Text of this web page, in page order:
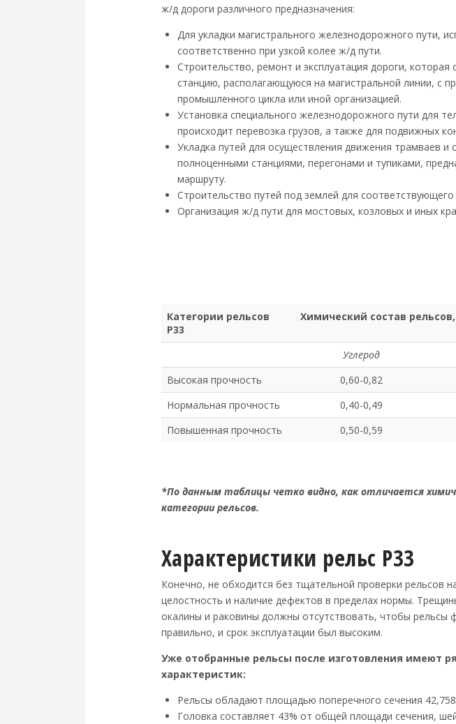
ж/д дороги различного предназначения:
Для укладки магистрального железнодорожного пути,
соответственно при узкой колее ж/д пути.
Строительство, ремонт и эксплуатация дороги, которая
станцию, располагающуюся на магистральной линии, с
промышленного цикла или иной организацией.
Установка специального железнодорожного пути для
происходит перевозка грузов, а также для подвижных
Укладка путей для осуществления движения трамваев
полноценными станциями, перегонами и тупиками,
маршруту.
Строительство путей под землей для
Организация ж/д пути для мостовых, козловых и иных
Категории рельсов
Р33
Химический состав
Углерод
Высокая прочность
0,60-0,82
Нормальная прочность
0,40-0,49
Повышенная прочность
0,50-0,59
*По данным таблицы четко видно, как отличается
категории рельсов.
Характеристики рельс Р33
Конечно, не обходится без тщательной проверки рельсов
целостность и наличие дефектов в пределах нормы.
окалины и раковины должны отсутствовать, чтобы рельсы
правильно, и срок эксплуатации был высоким.
Уже отобранные рельсы после изготовления имеют
характеристик:
Рельсы обладают площадью поперечного сечения
Головка составляет 43% от общей площади сечения,